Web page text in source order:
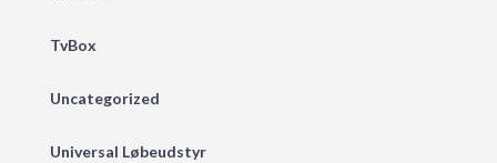
TvBox
Uncategorized
Universal Løbeudstyr